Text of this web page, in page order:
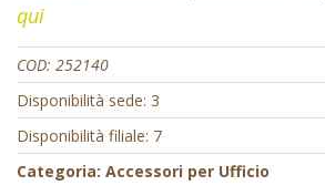
qui
COD: 252140
Disponibilità sede: 3
Disponibilità filiale: 7
Categoria: Accessori per Ufficio